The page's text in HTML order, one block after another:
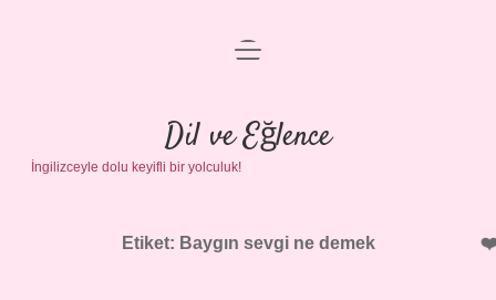
Anasayfa
Gizlilik Politikası
Yasal Uyarı
menüyü
Dil ve Eğlence
İngilizceyle dolu keyifli bir yolculuk!
Etiket: Baygın sevgi ne demek